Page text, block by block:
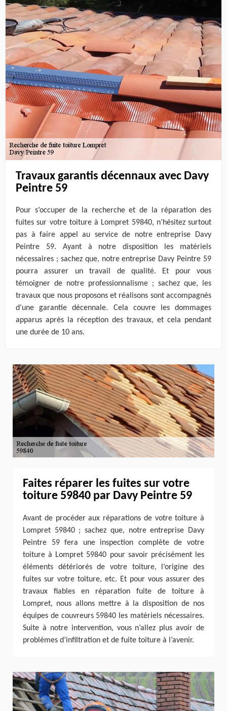
Travaux garantis décennaux avec Davy
Peintre 59
Pour s’occuper de la recherche et de la réparation des
fuites sur votre toiture à Lompret 59840, n’hésitez surtout
pas à faire appel au service de notre entreprise Davy
Peintre 59. Ayant à notre disposition les matériels
nécessaires ; sachez que, notre entreprise Davy Peintre 59
pourra assurer un travail de qualité. Et pour vous
témoigner de notre professionnalisme ; sachez que, les
travaux que nous proposons et réalisons sont accompagnés
d’une garantie décennale. Cela couvre les dommages
apparus après la réception des travaux, et cela pendant
une durée de 10 ans.
Faites réparer les fuites sur votre
toiture 59840 par Davy Peintre 59
Avant de procéder aux réparations de votre toiture à
Lompret 59840 ; sachez que, notre entreprise Davy
Peintre 59 fera une inspection complète de votre
toiture à Lompret 59840 pour savoir précisément les
éléments détériorés de votre toiture, l’origine des
fuites sur votre toiture, etc. Et pour vous assurer des
travaux fiables en réparation fuite de toiture à
Lompret, nous allons mettre à la disposition de nos
équipes de couvreurs 59840 les matériels nécessaires.
Suite à notre intervention, vous n’allez plus avoir de
problèmes d’infiltration et de fuite toiture à l’avenir.